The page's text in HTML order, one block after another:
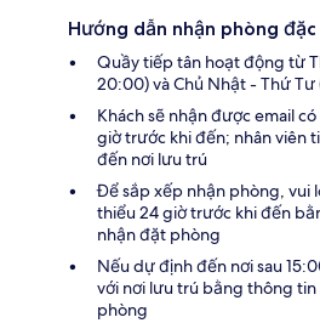
Hướng dẫn nhận phòng
Quầy tiếp tân hoạt động từ
20:00) và Chủ Nhật - Thứ Tư
Khách sẽ nhận được email
giờ trước khi đến; nhân viên
đến nơi lưu trú
Để sắp xếp nhận phòng, vui
thiểu 24 giờ trước khi đến
nhận đặt phòng
Nếu dự định đến nơi sau
với nơi lưu trú bằng thông
phòng